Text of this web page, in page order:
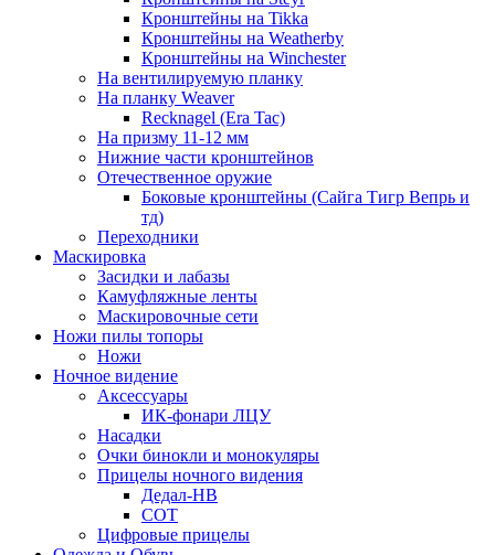
Кронштейны на Tikka
Кронштейны на Weatherby
Кронштейны на Winchester
На вентилируемую планку
На планку Weaver
Recknagel (Era Tac)
На призму 11-12 мм
Нижние части кронштейнов
Отечественное оружие
Боковые кронштейны (Сайга Тигр Вепрь и
тд)
Переходники
Маскировка
Засидки и лабазы
Камуфляжные ленты
Маскировочные сети
Ножи пилы топоры
Ножи
Ночное видение
Аксессуары
ИК-фонари ЛЦУ
Насадки
Очки бинокли и монокуляры
Прицелы ночного видения
Дедал-НВ
СОТ
Цифровые прицелы